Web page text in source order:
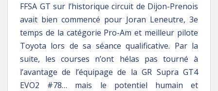
FFSA GT sur l’historique circuit de Dijon-Prenois
avait bien commencé pour Joran Leneutre, 3e
temps de la catégorie Pro-Am et meilleur pilote
Toyota lors de sa séance qualificative. Par la
suite, les courses n’ont hélas pas tourné à
l’avantage de l’équipage de la GR Supra GT4
EVO2 #78… mais le potentiel humain et